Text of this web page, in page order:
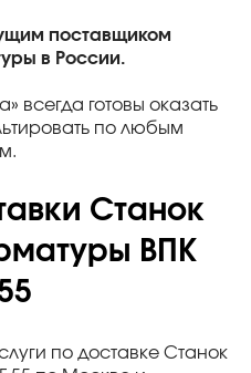
поставщиком
в России.
всегда готовы оказать
по любым
Станок
ВПК
по доставке Станок